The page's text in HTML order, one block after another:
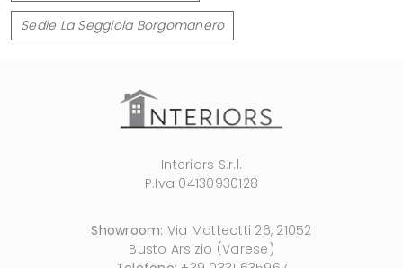
Sedie La Seggiola Borgomanero
Interiors S.r.l.
P.Iva 04130930128
Showroom: Via Matteotti 26, 21052
Busto Arsizio (Varese)